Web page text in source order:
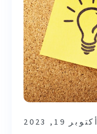
أكتوبر 19, 2023